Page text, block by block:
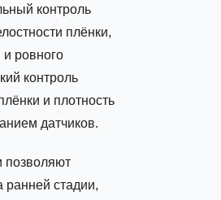
контроль
плёнки,
и ровного
контроль
и плотность
датчиков.
позволяют
стадии,